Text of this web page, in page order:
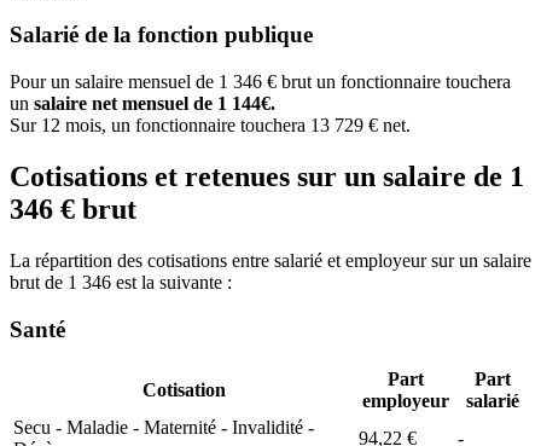
Salarié de la fonction publique
Pour un salaire mensuel de 1 346 € brut un fonctionnaire touchera
un salaire net mensuel de 1 144€.
Sur 12 mois, un fonctionnaire touchera 13 729 € net.
Cotisations et retenues sur un salaire de 1
346 € brut
La répartition des cotisations entre salarié et employeur sur un salaire
brut de 1 346 est la suivante :
Santé
Cotisation
Part
employeur
Part
salarié
Secu - Maladie - Maternité - Invalidité -
94,22 € -